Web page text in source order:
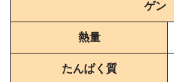
ゲン
熱量
たんぱく質